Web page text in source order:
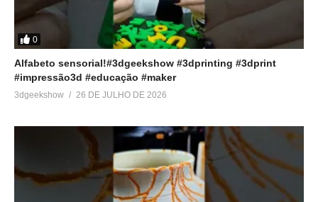
0
Alfabeto sensorial!#3dgeekshow #3dprinting #3dprint
#impressão3d #educação #maker
3dgeekshow 26 DE JULHO DE 2026